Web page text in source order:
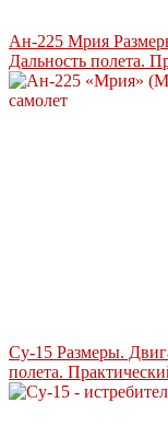
Ан-225 Мрия
Дальность полета.
Су-15 Размеры.
полета.